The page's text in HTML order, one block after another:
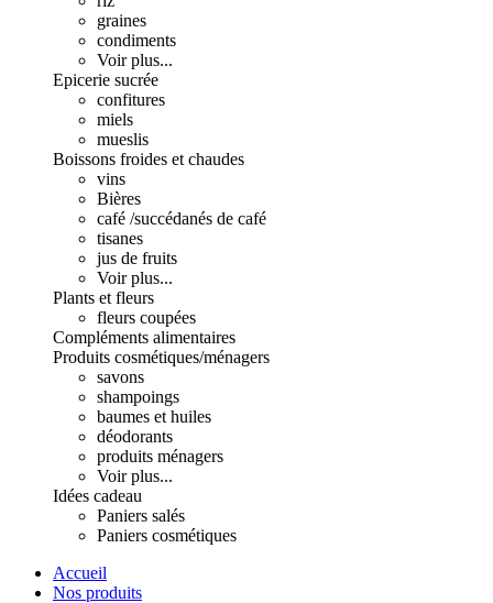
graines
condiments
Voir plus...
Epicerie sucrée
confitures
miels
mueslis
Boissons froides et chaudes
vins
Bières
café /succédanés de café
tisanes
jus de fruits
Voir plus...
Plants et fleurs
fleurs coupées
Compléments alimentaires
Produits cosmétiques/ménagers
savons
shampoings
baumes et huiles
déodorants
produits ménagers
Voir plus...
Idées cadeau
Paniers salés
Paniers cosmétiques
Accueil
Nos produits